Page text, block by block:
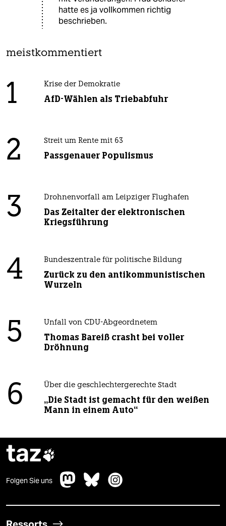
hatte es ja vollkommen richtig
beschrieben.
meistkommentiert
1 Krise der Demokratie
AfD-Wählen als Triebabfuhr
2 Streit um Rente mit 63
Passgenauer Populismus
3 Drohnenvorfall am Leipziger Flughafen
Das Zeitalter der elektronischen
Kriegsführung
4 Bundeszentrale für politische Bildung
Zurück zu den antikommunistischen
Wurzeln
5 Unfall von CDU-Abgeordnetem
Thomas Bareiß crasht bei voller
Dröhnung
6 Über die geschlechtergerechte Stadt
„Die Stadt ist gemacht für den weißen
Mann in einem Auto“
taz
Folgen Sie uns